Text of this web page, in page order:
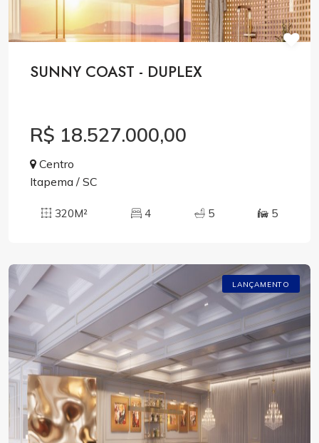
SUNNY COAST - DUPLEX
R$ 18.527.000,00
Centro
Itapema / SC
320M² 4 5 5
LANÇAMENTO